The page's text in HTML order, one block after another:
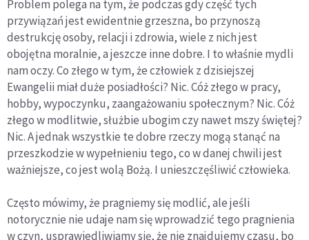
Problem polega na tym, że podczas gdy część tych
przywiązań jest ewidentnie grzeszna, bo przynoszą
destrukcję osoby, relacji i zdrowia, wiele z nich jest
obojętna moralnie, a jeszcze inne dobre. I to właśnie mydli
nam oczy. Co złego w tym, że człowiek z dzisiejszej
Ewangelii miał duże posiadłości? Nic. Cóż złego w pracy,
hobby, wypoczynku, zaangażowaniu społecznym? Nic. Cóż
złego w modlitwie, służbie ubogim czy nawet mszy świętej?
Nic. A jednak wszystkie te dobre rzeczy mogą stanąć na
przeszkodzie w wypełnieniu tego, co w danej chwili jest
ważniejsze, co jest wolą Bożą. I unieszczęśliwić człowieka.
Często mówimy, że pragniemy się modlić, ale jeśli
notorycznie nie udaje nam się wprowadzić tego pragnienia
w czyn, usprawiedliwiamy się, że nie znajdujemy czasu, bo